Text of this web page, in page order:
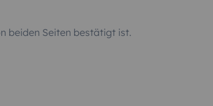
beiden Seiten bestätigt ist.